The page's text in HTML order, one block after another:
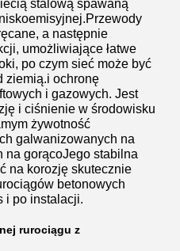
stalową spawaną
a następnie
umożliwiające łatwe
po czym sieć może być
ziemią.i ochronę
i gazowych. Jest
i ciśnienie w środowisku
żywotność
galwanizowanych na
gorącoJego stabilna
na korozję skutecznie
betonowych
i po instalacji.
rurociągu z